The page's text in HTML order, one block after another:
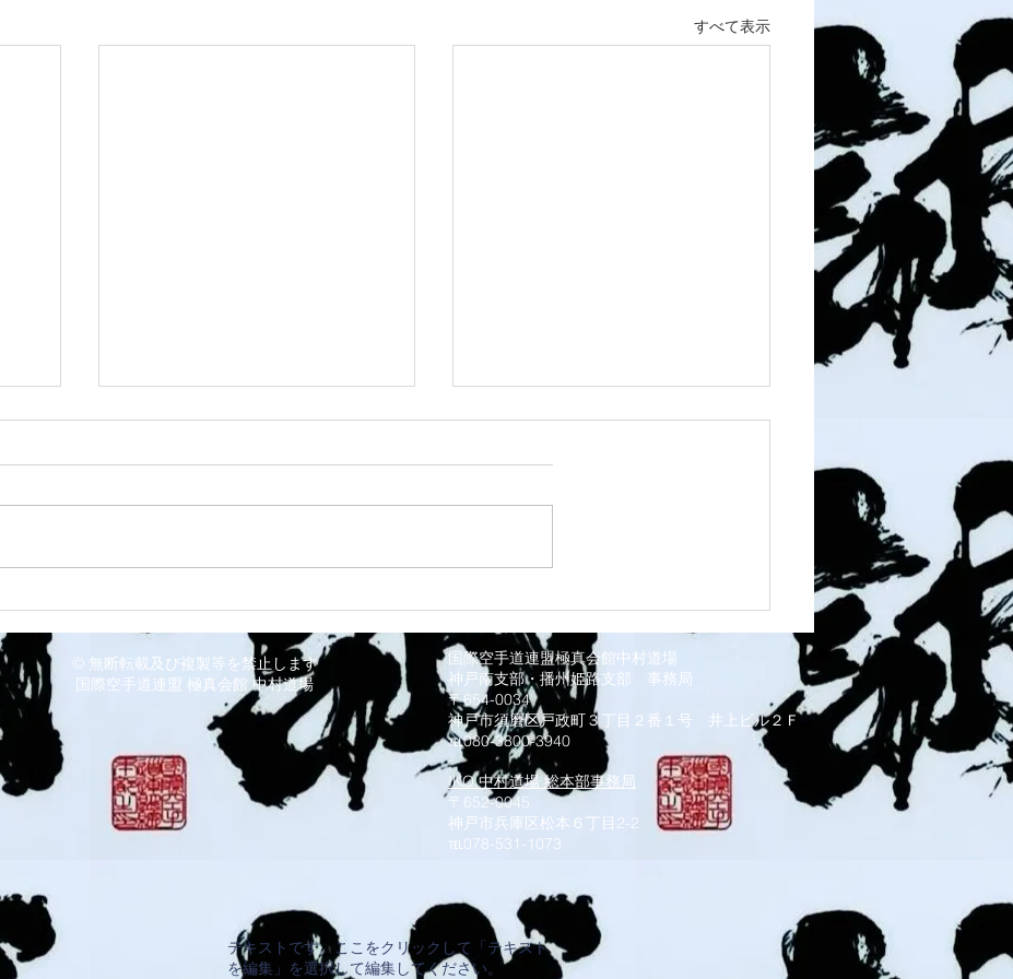
すべて表示
8/3 灘道場
© 無断転載及び複製等を禁止します
国際空手道連盟 極真会館 中村道場
国際空手道連盟極真会館中村道場
神戸南支部・播州姫路支部 事務局
〒654-0034
神戸市須磨区戸政町３丁目２番１号 井上ビル２Ｆ
℡080-3800-3940
IKO.中村道場 総本部事務局
〒652-0045
神戸市兵庫区松本６丁目2-2
​℡078-531-1073
テキストです。ここをクリックして「テキスト
を編集」を選択して編集してください。